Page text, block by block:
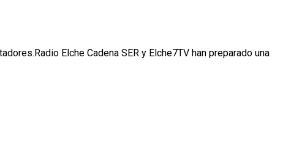
Elche Cadena SER y Elche7TV han preparado una